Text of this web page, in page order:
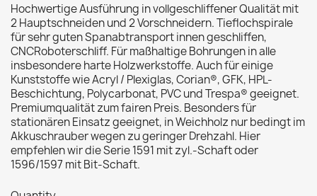
Hochwertige Ausführung in vollgeschliffener Qualität mit
2 Hauptschneiden und 2 Vorschneidern. Tieflochspirale
für sehr guten Spanabtransport innen geschliffen,
CNCRoboterschliff. Für maßhaltige Bohrungen in alle
insbesondere harte Holzwerkstoffe. Auch für einige
Kunststoffe wie Acryl / Plexiglas, Corian®, GFK, HPL-
Beschichtung, Polycarbonat, PVC und Trespa® geeignet.
Premiumqualität zum fairen Preis. Besonders für
stationären Einsatz geeignet, in Weichholz nur bedingt im
Akkuschrauber wegen zu geringer Drehzahl. Hier
empfehlen wir die Serie 1591 mit zyl.-Schaft oder
1596/1597 mit Bit-Schaft.